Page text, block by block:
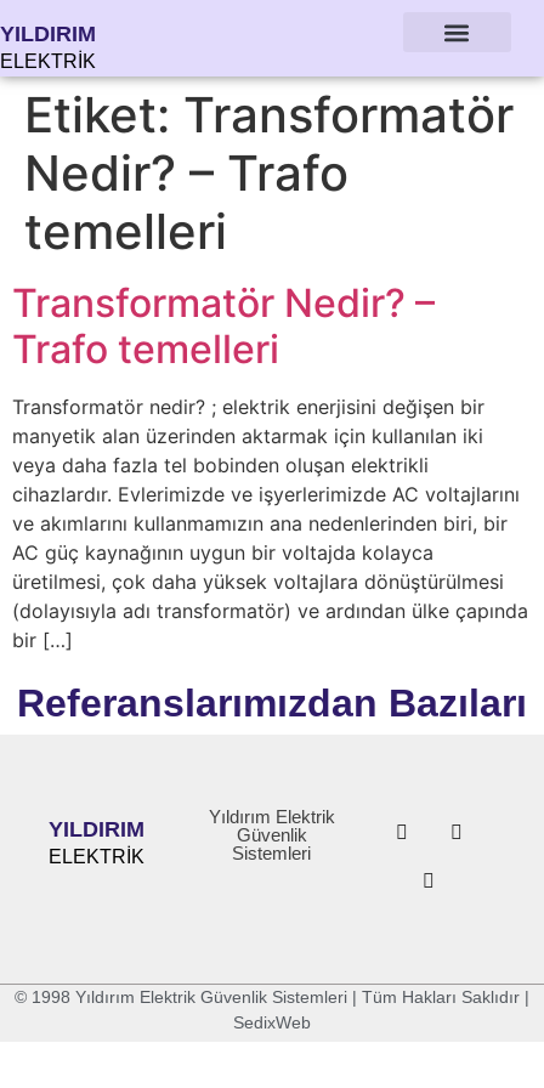
YILDIRIM
ELEKTRİK
Etiket: Transformatör
Nedir? – Trafo
temelleri
Transformatör Nedir? –
Trafo temelleri
Transformatör nedir? ; elektrik enerjisini değişen bir
manyetik alan üzerinden aktarmak için kullanılan iki
veya daha fazla tel bobinden oluşan elektrikli
cihazlardır. Evlerimizde ve işyerlerimizde AC voltajlarını
ve akımlarını kullanmamızın ana nedenlerinden biri, bir
AC güç kaynağının uygun bir voltajda kolayca
üretilmesi, çok daha yüksek voltajlara dönüştürülmesi
(dolayısıyla adı transformatör) ve ardından ülke çapında
bir […]
Referanslarımızdan Bazıları
YILDIRIM
ELEKTRİK
Yıldırım Elektrik
Güvenlik
Sistemleri
© 1998 Yıldırım Elektrik Güvenlik Sistemleri | Tüm Hakları Saklıdır |
SedixWeb